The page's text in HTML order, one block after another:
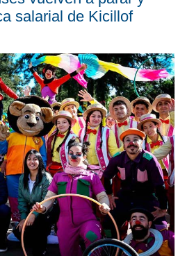
salarial de Kicillof